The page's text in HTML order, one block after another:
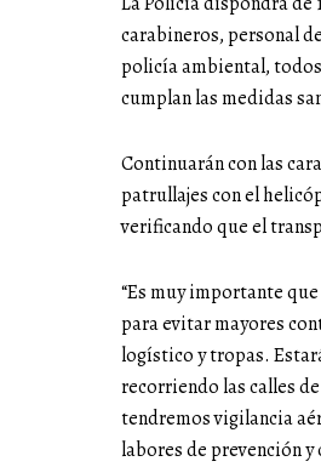
carabineros, personal
policía ambiental, todos
cumplan las medidas
Continuarán con las
patrullajes con el
verificando que el
“Es muy importante
para evitar mayores
logístico y tropas.
recorriendo las calles
tendremos vigilancia
labores de prevención